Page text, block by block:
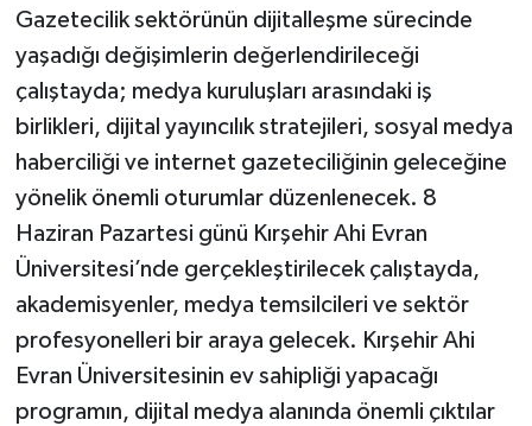
Gazetecilik sektörünün dijitalleşme sürecinde
yaşadığı değişimlerin değerlendirileceği
çalıştayda; medya kuruluşları arasındaki iş
birlikleri, dijital yayıncılık stratejileri, sosyal medya
haberciliği ve internet gazeteciliğinin geleceğine
yönelik önemli oturumlar düzenlenecek. 8
Haziran Pazartesi günü Kırşehir Ahi Evran
Üniversitesi’nde gerçekleştirilecek çalıştayda,
akademisyenler, medya temsilcileri ve sektör
profesyonelleri bir araya gelecek. Kırşehir Ahi
Evran Üniversitesinin ev sahipliği yapacağı
programın, dijital medya alanında önemli çıktılar